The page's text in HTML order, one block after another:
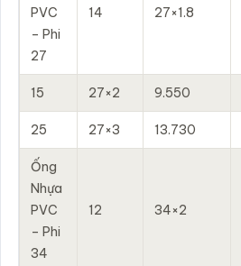
PVC
– Phi
27
14 27×1.8
15 27×2 9.550
25 27×3 13.730
Ống
Nhựa
PVC
– Phi
34
12 34×2